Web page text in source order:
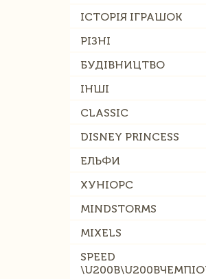
ІСТОРІЯ ІГРАШОК
РІЗНІ
БУДІВНИЦТВО
ІНШІ
CLASSIC
DISNEY PRINCESS
ЕЛЬФИ
ХУНІОРС
MINDSTORMS
MIXELS
SPEED